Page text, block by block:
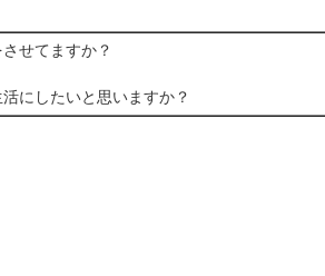
せてますか？
にしたいと思いますか？